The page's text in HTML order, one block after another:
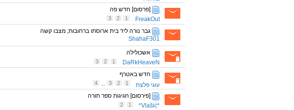
[פרסום] חדש פה
FreakOut
1
2
3
גבר נורה ליד בית ארוסתו ברחובות; מצבו קשה
ShahaF301
אשכולילה
DaRkHeaveN
1
2
3
חדש באטרף
עוגי פלצת
1
2
3
...
4
[פירסום] חגיגות ספר תורה
*Vlašić*
1
2